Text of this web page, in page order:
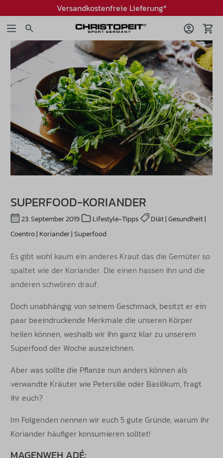
Versandkostenfreie Lieferung*
SUPERFOOD-KORIANDER
23. September 2019 Lifestyle-Tipps
Diät | Gesundheit |
Coentro | Koriander | Superfood
Es gibt wohl kaum ein anderes Kraut das die Gemüter so
spaltet wie der Koriander. Die einen hassen ihn und die
anderen schwören drauf.
Doch unabhängig von seinem Geschmack, besitzt er ein
paar beeindruckende Merkmale die unseren Körper
heilen können, weshalb wir ihn ganz klar zu unserem
Superfood der Woche auszeichnen.
Aber was sollte die Pflanze nun anders können als
verwandte Kräuter wie Petersilie oder Basilikum, fragt
ihr euch?
Im Folgenden nennen wir euch 5 gute Gründe, warum ihr
Koriander häufiger konsumieren solltet!
MAGENWEH ADÉ: